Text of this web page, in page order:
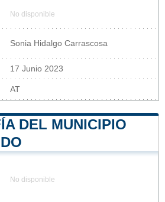
No disponible
Sonia Hidalgo Carrascosa
17 Junio 2023
AT
DEL MUNICIPIO
No disponible